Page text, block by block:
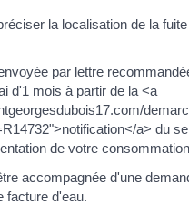
la localisation de la
par lettre
d'1 mois à partir de la <a
a> du
de votre
accompagnée d'une
facture d'eau.